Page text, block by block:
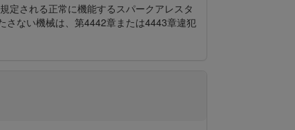
定される正常に機能するスパークアレスタ
さない機械は、第4442章または4443章違犯